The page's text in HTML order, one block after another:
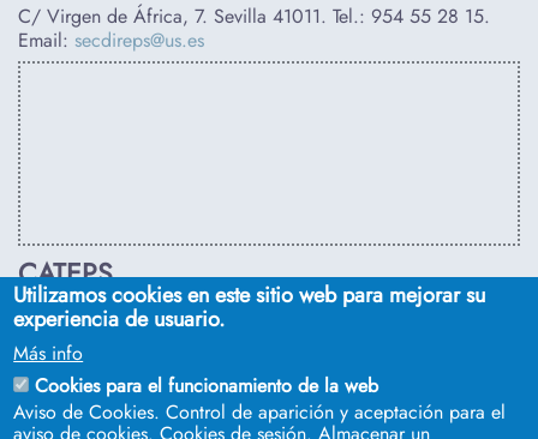
C/ Virgen de África, 7. Sevilla 41011. Tel.: 954 55 28 15.
Email: secdireps@us.es
CATEPS
C/ Euclides, s/n. Sevilla 41092. Tel.: 955 42 03 53 . Email:
secdireps@us.es
Utilizamos cookies en este sitio web para mejorar su
experiencia de usuario.
Más info
Cookies para el funcionamiento de la web
Aviso de Cookies. Control de aparición y aceptación para el